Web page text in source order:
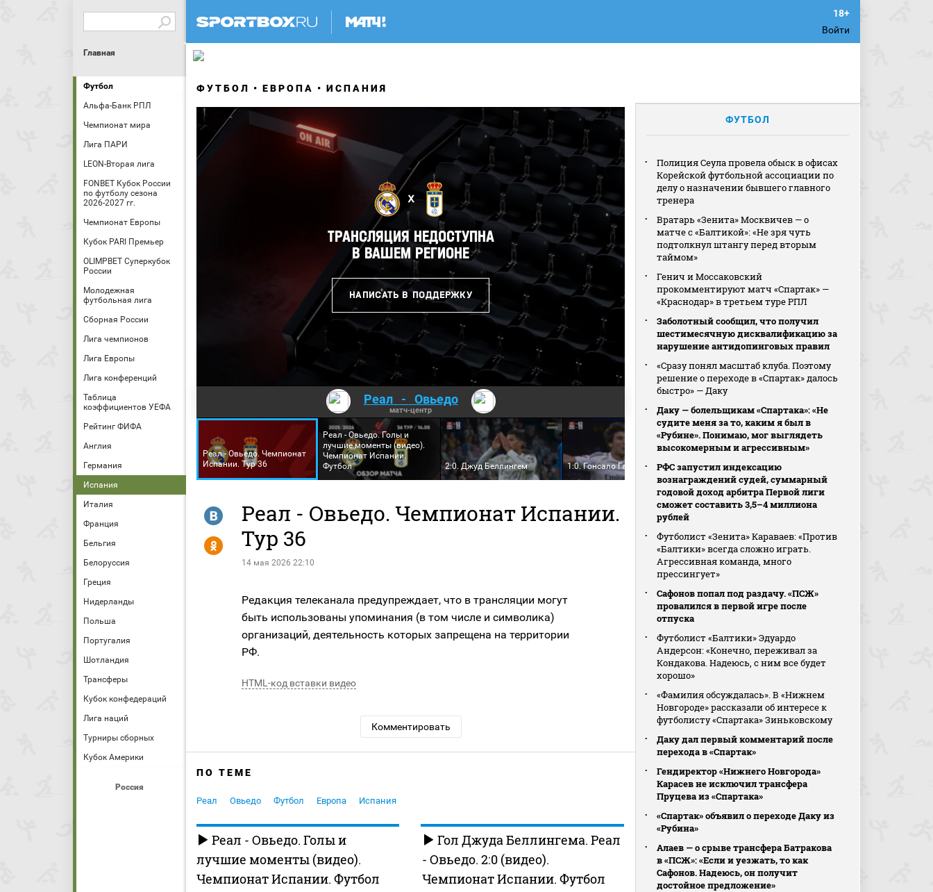
Войти
Главная
Футбол
Альфа-Банк РПЛ
Чемпионат мира
Лига ПАРИ
LEON-Вторая лига
FONBET Кубок России
по футболу сезона
2026-2027 гг.
Чемпионат Европы
Кубок PARI Премьер
OLIMPBET Суперкубок
России
Молодежная
футбольная лига
Сборная России
Лига чемпионов
Лига Европы
Лига конференций
Таблица
коэффициентов УЕФА
Рейтинг ФИФА
Англия
Германия
Испания
Италия
Франция
Бельгия
Белоруссия
Греция
Нидерланды
Польша
Португалия
Шотландия
Трансферы
Кубок конфедераций
Лига наций
Турниры сборных
Кубок Америки
Россия
ФУТБОЛ ЕВРОПА ИСПАНИЯ
Реал - Овьедо
матч-центр
Реал - Овьедо. Чемпионат
Испании. Тур 36
Реал - Овьедо. Голы и
лучшие моменты (видео).
Чемпионат Испании.
Футбол
2:0. Джуд Беллингем 1:0. Гонсало Гарсия
Реал - Овьедо. Чемпионат Испании.
Тур 36
14 мая 2026 22:10
R
Y
Редакция телеканала предупреждает, что в трансляции могут
быть использованы упоминания (в том числе и символика)
организаций, деятельность которых запрещена на территории
РФ.
HTML-код вставки видео
Комментировать
ПО ТЕМЕ
Реал Овьедо Футбол Европа Испания
Реал - Овьедо. Голы и
лучшие моменты (видео).
Чемпионат Испании. Футбол
Гол Джуда Беллингема. Реал
- Овьедо. 2:0 (видео).
Чемпионат Испании. Футбол
ФУТБОЛ
Полиция Сеула провела обыск в офисах
Корейской футбольной ассоциации по
делу о назначении бывшего главного
тренера
Вратарь «Зенита» Москвичев — о
матче с «Балтикой»: «Не зря чуть
подтолкнул штангу перед вторым
таймом»
Генич и Моссаковский
прокомментируют матч «Спартак» —
«Краснодар» в третьем туре РПЛ
Заболотный сообщил, что получил
шестимесячную дисквалификацию за
нарушение антидопинговых правил
«Сразу понял масштаб клуба. Поэтому
решение о переходе в «Спартак» далось
быстро» — Даку
Даку — болельщикам «Спартака»: «Не
судите меня за то, каким я был в
«Рубине». Понимаю, мог выглядеть
высокомерным и агрессивным»
РФС запустил индексацию
вознаграждений судей, суммарный
годовой доход арбитра Первой лиги
сможет составить 3,5–4 миллиона
рублей
Футболист «Зенита» Караваев: «Против
«Балтики» всегда сложно играть.
Агрессивная команда, много
прессингует»
Сафонов попал под раздачу. «ПСЖ»
провалился в первой игре после
отпуска
Футболист «Балтики» Эдуардо
Андерсон: «Конечно, переживал за
Кондакова. Надеюсь, с ним все будет
хорошо»
«Фамилия обсуждалась». В «Нижнем
Новгороде» рассказали об интересе к
футболисту «Спартака» Зиньковскому
Даку дал первый комментарий после
перехода в «Спартак»
Гендиректор «Нижнего Новгорода»
Карасев не исключил трансфера
Пруцева из «Спартака»
«Спартак» объявил о переходе Даку из
«Рубина»
Алаев — о срыве трансфера Батракова
в «ПСЖ»: «Если и уезжать, то как
Сафонов. Надеюсь, он получит
достойное предложение»